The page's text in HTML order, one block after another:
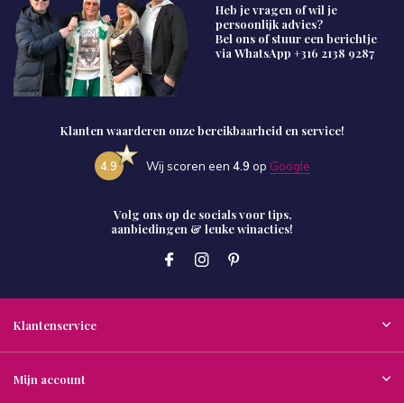
Heb je vragen of wil je
persoonlijk advies?
Bel ons of stuur een berichtje
via WhatsApp +316 2138 9287
Klanten waarderen onze bereikbaarheid en service!
4.9 Wij scoren een 4.9 op Google
Volg ons op de socials voor tips,
aanbiedingen & leuke winacties!
Klantenservice
Mijn account